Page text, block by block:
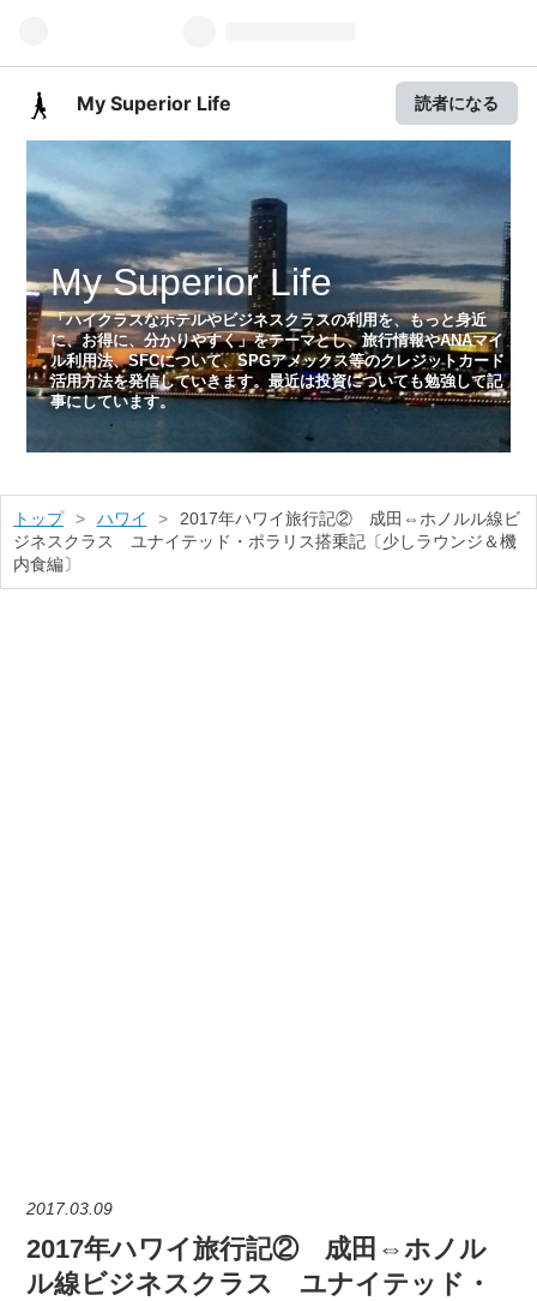
My Superior Life 読者になる
My Superior Life
「ハイクラスなホテルやビジネスクラスの利用を、もっと身近
に、お得に、分かりやすく」をテーマとし、旅行情報やANAマイ
ル利用法、SFCについて、SPGアメックス等のクレジットカード
活用方法を発信していきます。最近は投資についても勉強して記
事にしています。
トップ > ハワイ >
2017年ハワイ旅行記② 成田⇔ホノルル線ビ
ジネスクラス ユナイテッド・ポラリス搭乗記〔少しラウンジ＆機
内食編〕
2017 03 09
2017年ハワイ旅行記② 成田⇔ホノル
ル線ビジネスクラス ユナイテッド・